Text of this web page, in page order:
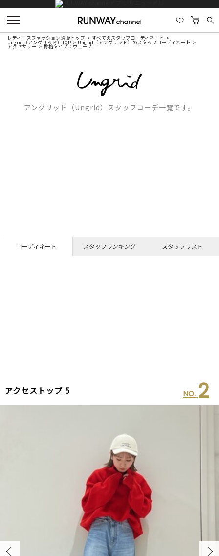
レディースファッション通販トップ すべてのスタッフコーディネート
Ungrid（アングリッド）TOP Ungrid（アングリッド）のスタッフコーディネート
アクセサリー 骨格タイプ：ウェーブ
アングリッド（Ungrid）スタッフコーデ一覧です。
コーディネート スタッフランキング スタッフリスト
アクセストップ 5 NO. 2